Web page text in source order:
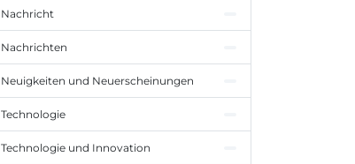
Nachricht
Nachrichten
Neuigkeiten und Neuerscheinungen
Technologie
Technologie und Innovation